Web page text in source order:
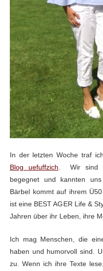
In der letzten Woche traf
Blog uefuffzich . Wir sind
begegnet und kannten
Bärbel kommt auf ihrem
ist eine BEST AGER Life&
Jahren über ihr Leben, ihre
Ich mag Menschen, die
haben und humorvoll sind.
zu. Wenn ich ihre Texte